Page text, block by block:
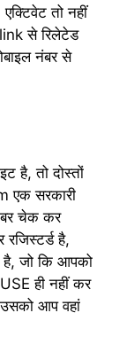
तो नहीं
से रिलेटेड
नंबर से
है, तो दोस्तों
एक सरकारी
चेक कर
है,
है, जो कि आपको
ही नहीं कर
आप वहां